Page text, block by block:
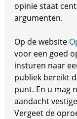
opinie staat
argumenten.
Op de website
voor een goed
insturen naar
publiek bereikt
punt. En u mag
aandacht
Vergeet de